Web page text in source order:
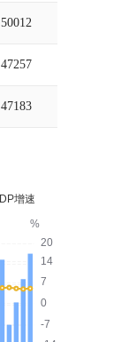
50012
47257
47183